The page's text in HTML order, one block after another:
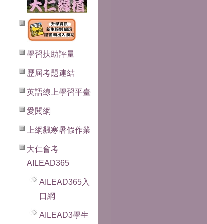
學習扶助評量
歷屆考題連結
英語線上學習平臺
愛閱網
上網飆寒暑假作業
大仁會考
AILEAD365
AILEAD365入
口網
AILEAD3學生